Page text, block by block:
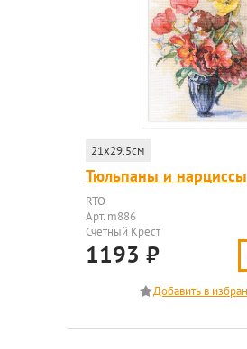
21x29.5см
Тюльпаны и нарциссы
RTO
Арт. m886
Счетный Крест
1193 ₽